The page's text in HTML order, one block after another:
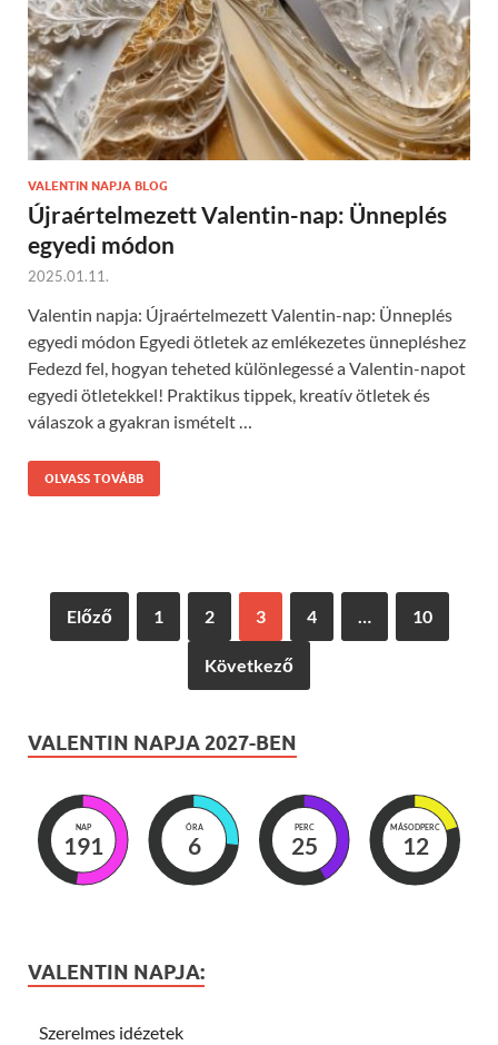
VALENTIN NAPJA BLOG
Újraértelmezett Valentin-nap: Ünneplés
egyedi módon
2025.01.11.
Valentin napja: Újraértelmezett Valentin-nap: Ünneplés
egyedi módon Egyedi ötletek az emlékezetes ünnepléshez
Fedezd fel, hogyan teheted különlegessé a Valentin-napot
egyedi ötletekkel! Praktikus tippek, kreatív ötletek és
válaszok a gyakran ismételt …
OLVASS TOVÁBB
Előző 1 2 3 4 … 10
Következő
VALENTIN NAPJA 2027-BEN
NAP
191
ÓRA
6
PERC
25
MÁSODPERC
10
VALENTIN NAPJA:
Szerelmes idézetek